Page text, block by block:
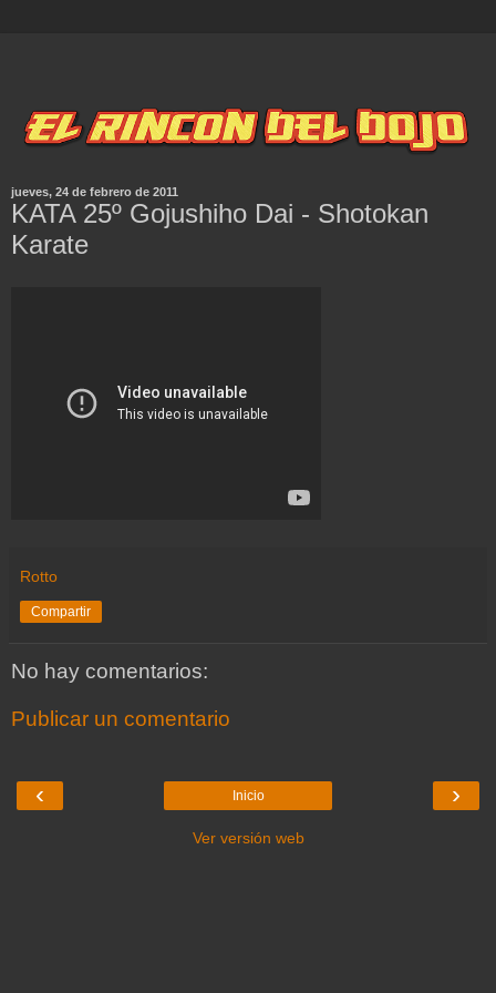
jueves, 24 de febrero de 2011
KATA 25º Gojushiho Dai - Shotokan
Karate
Rotto
Compartir
No hay comentarios:
Publicar un comentario
‹ ›
Inicio
Ver versión web